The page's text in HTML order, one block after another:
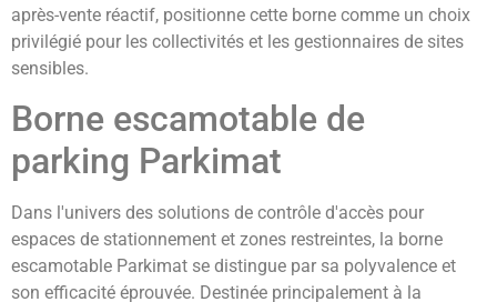
après-vente réactif, positionne cette borne comme un choix
privilégié pour les collectivités et les gestionnaires de sites
sensibles.
Borne escamotable de
parking Parkimat
Dans l'univers des solutions de contrôle d'accès pour
espaces de stationnement et zones restreintes, la borne
escamotable Parkimat se distingue par sa polyvalence et
son efficacité éprouvée. Destinée principalement à la